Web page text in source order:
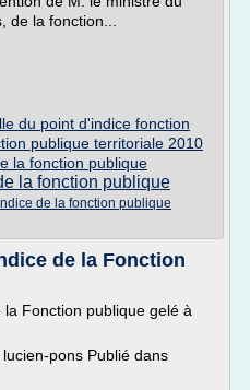
de la fonction...
du point d'indice fonction
publique territoriale 2010
la fonction publique
la fonction publique
de la fonction publique
de la Fonction
Fonction publique gelé à
pons Publié dans